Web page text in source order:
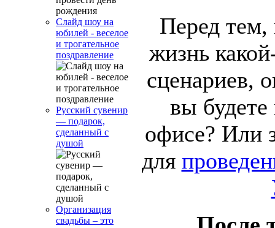
Слайд шоу на
юбилей - веселое
и трогательное
поздравление
Русский сувенир
— подарок,
сделанный с
душой
Организация
свадьбы – это
Перед тем,
жизнь
сценариев,
вы будете
офисе? Или
для